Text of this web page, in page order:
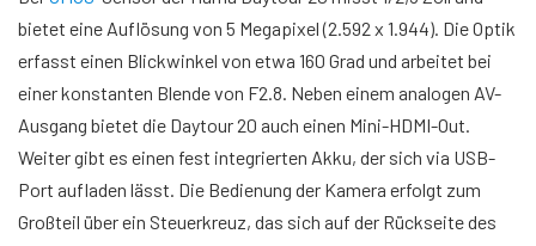
bietet eine Auflösung von 5 Megapixel (2.592 x 1.944). Die Optik
erfasst einen Blickwinkel von etwa 160 Grad und arbeitet bei
einer konstanten Blende von F2.8. Neben einem analogen AV-
Ausgang bietet die Daytour 20 auch einen Mini-HDMI-Out.
Weiter gibt es einen fest integrierten Akku, der sich via USB-
Port aufladen lässt. Die Bedienung der Kamera erfolgt zum
Großteil über ein Steuerkreuz, das sich auf der Rückseite des